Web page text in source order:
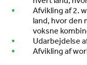
Afvikling af 2.
land, hvor
voksne
Udarbejdelse
Afvikling af